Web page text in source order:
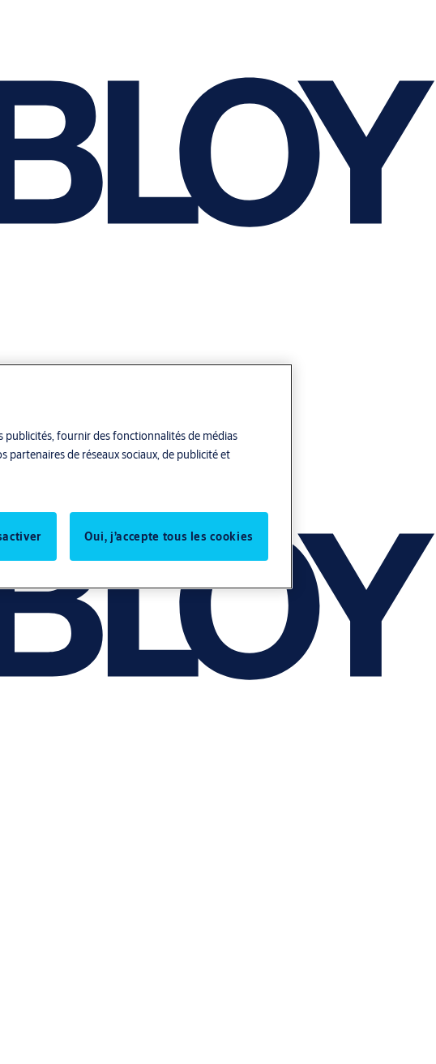
publicités, fournir des fonctionnalités de médias
partenaires de réseaux sociaux, de publicité et
Oui, j’accepte tous les cookies